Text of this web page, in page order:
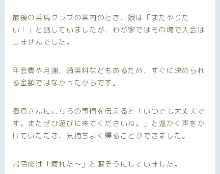
最後の乗馬クラブの案内のとき、娘は「またやりた
い！」と話していましたが、わが家ではその場で入会は
しませんでした。
年会費や月謝、騎乗料などもあるため、すぐに決められ
る金額ではなかったからです。
職員さんにこちらの事情を伝えると「いつでも大丈夫で
す。またぜひ遊びに来てくださいね。」と温かく声をか
けていただき、気持ちよく帰ることができました。
帰宅後は「疲れた～」と眠そうにしていました。